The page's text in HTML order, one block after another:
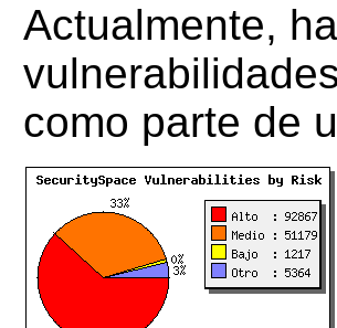
Actualmente,
como parte de